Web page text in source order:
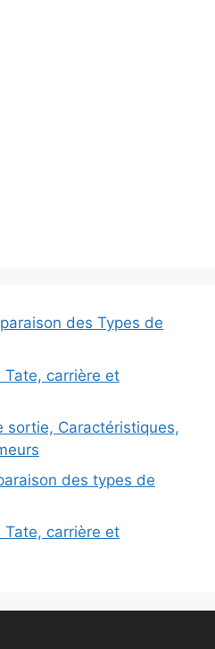
des Types de
Tate, carrière et
sortie, Caractéristiques,
des types de
Tate, carrière et